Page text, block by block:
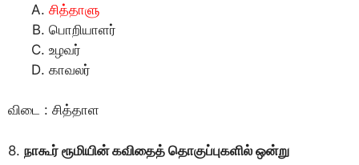
சித்தாளு
பொறியாளர்
உழவர்
காவலர்
விடை : சித்தாள
8. நாகூர் ரூமியின் கவிதைத் தொகுப்புகளில் ஒன்று